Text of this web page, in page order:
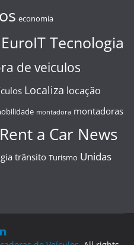
economia
EuroIT Tecnologia
de veiculos
Localiza locação
montadora montadoras
Rent a Car News
trânsito Turismo Unidas